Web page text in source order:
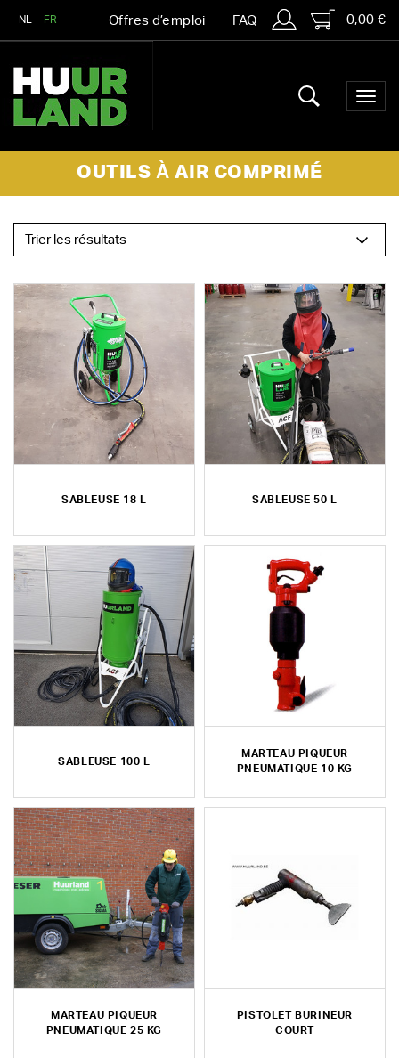
NL FR Offres d’emploi FAQ 0,00 €
OUTILS À AIR COMPRIMÉ
SABLEUSE 18 L SABLEUSE 50 L
SABLEUSE 100 L
MARTEAU PIQUEUR
PNEUMATIQUE 10 KG
MARTEAU PIQUEUR
PNEUMATIQUE 25 KG
PISTOLET BURINEUR
COURT